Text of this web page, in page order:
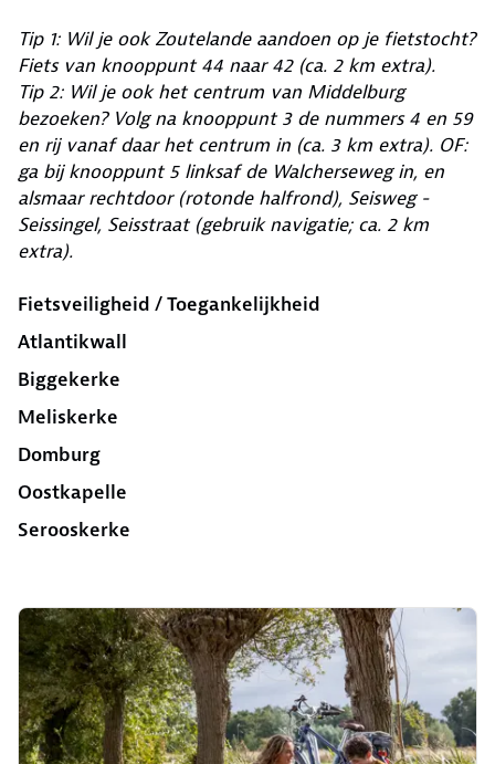
Tip 1: Wil je ook Zoutelande aandoen op je fietstocht?
Fiets van knooppunt 44 naar 42 (ca. 2 km extra).
Tip 2: Wil je ook het centrum van Middelburg
bezoeken? Volg na knooppunt 3 de nummers 4 en 59
en rij vanaf daar het centrum in (ca. 3 km extra). OF:
ga bij knooppunt 5 linksaf de Walcherseweg in, en
alsmaar rechtdoor (rotonde halfrond), Seisweg -
Seissingel, Seisstraat (gebruik navigatie; ca. 2 km
extra).
Fietsveiligheid / Toegankelijkheid
Atlantikwall
Biggekerke
Meliskerke
Domburg
Oostkapelle
Serooskerke